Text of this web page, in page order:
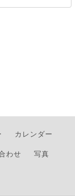
カレンダー
わせ
写真